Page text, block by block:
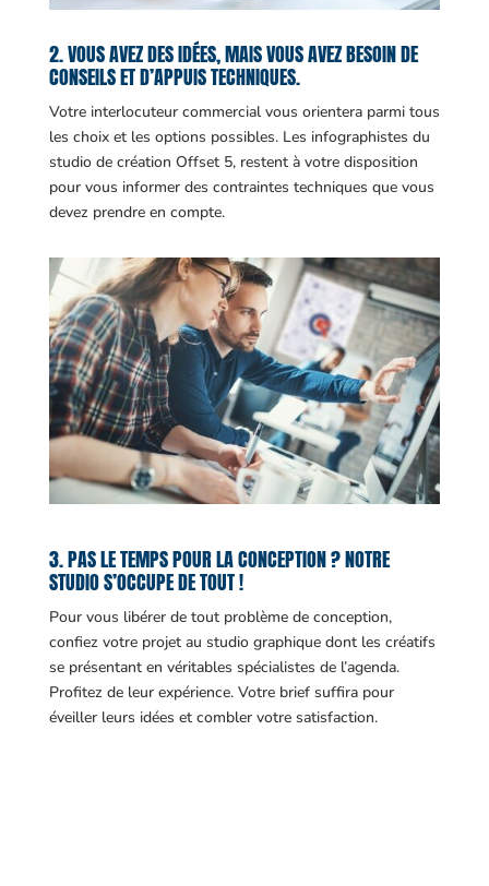
2. VOUS AVEZ DES IDÉES, MAIS VOUS AVEZ BESOIN DE
CONSEILS ET D’APPUIS TECHNIQUES.
Votre interlocuteur commercial vous orientera parmi tous
les choix et les options possibles. Les infographistes du
studio de création Offset 5, restent à votre disposition
pour vous informer des contraintes techniques que vous
devez prendre en compte.
3. PAS LE TEMPS POUR LA CONCEPTION ? NOTRE
STUDIO S’OCCUPE DE TOUT !
Pour vous libérer de tout problème de conception,
confiez votre projet au studio graphique dont les créatifs
se présentant en véritables spécialistes de l’agenda.
Profitez de leur expérience. Votre brief suffira pour
éveiller leurs idées et combler votre satisfaction.